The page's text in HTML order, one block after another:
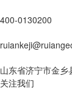
400-0130200
山东省济宁市金
关注我们